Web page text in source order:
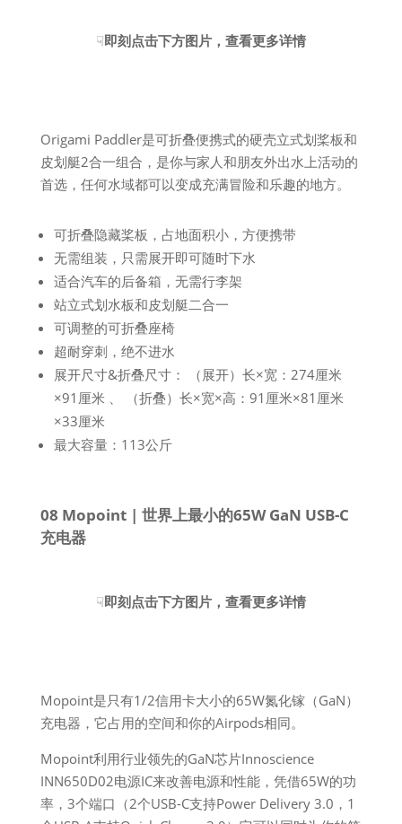
☟即刻点击下方图片，查看更多详情
Origami Paddler是可折叠便携式的硬壳立式划桨板和
皮划艇2合一组合，是你与家人和朋友外出水上活动的
首选，任何水域都可以变成充满冒险和乐趣的地方。
可折叠隐藏桨板，占地面积小，方便携带
无需组装，只需展开即可随时下水
适合汽车的后备箱，无需行李架
站立式划水板和皮划艇二合一
可调整的可折叠座椅
超耐穿刺，绝不进水
展开尺寸&折叠尺寸： （展开）长×宽：274厘米
×91厘米 、 （折叠）长×宽×高：91厘米×81厘米
×33厘米
最大容量：113公斤
08 Mopoint | 世界上最小的65W GaN USB-C
充电器
☟即刻点击下方图片，查看更多详情
Mopoint是只有1/2信用卡大小的65W氮化镓（GaN）
充电器，它占用的空间和你的Airpods相同。
Mopoint利用行业领先的GaN芯片Innoscience
INN650D02电源IC来改善电源和性能，凭借65W的功
率，3个端口（2个USB-C支持Power Delivery 3.0，1